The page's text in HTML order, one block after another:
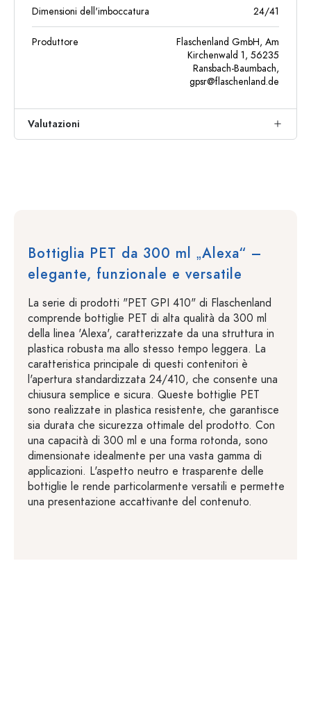
Dimensioni dell'imboccatura 24/41
Produttore
Flaschenland GmbH, Am
Kirchenwald 1, 56235
Ransbach-Baumbach,
gpsr@flaschenland.de
Valutazioni
Bottiglia PET da 300 ml „Alexa“ –
elegante, funzionale e versatile
La serie di prodotti "PET GPI 410" di Flaschenland
comprende bottiglie PET di alta qualità da 300 ml
della linea 'Alexa', caratterizzate da una struttura in
plastica robusta ma allo stesso tempo leggera. La
caratteristica principale di questi contenitori è
l'apertura standardizzata 24/410, che consente una
chiusura semplice e sicura. Queste bottiglie PET
sono realizzate in plastica resistente, che garantisce
sia durata che sicurezza ottimale del prodotto. Con
una capacità di 300 ml e una forma rotonda, sono
dimensionate idealmente per una vasta gamma di
applicazioni. L'aspetto neutro e trasparente delle
bottiglie le rende particolarmente versatili e permette
una presentazione accattivante del contenuto.